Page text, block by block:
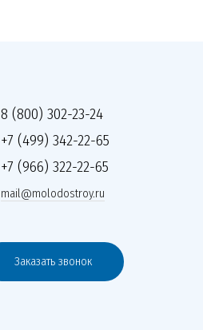
8 (800) 302-23-24
+7 (499) 342-22-65
+7 (966) 322-22-65
mail@molodostroy.ru
Заказать звонок